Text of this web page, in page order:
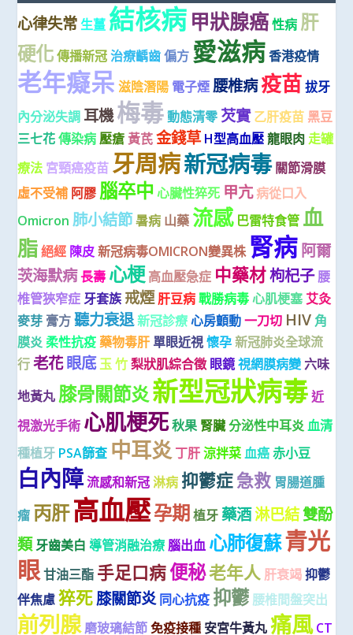
心律失常 生薑 結核病 甲狀腺癌 性病 肝
硬化 傳播新冠 治療齲齒 偏方 愛滋病 香港疫情
老年癡呆 滋陰潛陽 電子煙 腰椎病疫苗 拔牙
內分泌失調 耳機梅毒 動態清零 芡實 乙肝疫苗 黑豆
三七花 傳染病 壓瘡 黃芪 金錢草 H型高血壓 龍眼肉 走罐
療法 宮頸癌疫苗 牙周病新冠病毒 關節滑膜
虛不受補 阿膠 腦卒中 心臟性猝死 甲亢病從口入
Omicron 肺小結節暑病 山藥 流感 巴雷特食管 血
脂 絕經 陳皮 新冠病毒OMICRON變異株 腎病阿爾
茨海默病長壽 心梗 高血壓急症 中藥材枸杞子 腰
椎管狹窄症 牙套族 戒煙 肝豆病 戰勝病毒 心肌梗塞 艾灸
麥芽 膏方 聽力衰退新冠診療 心房顫動 一刀切 HIV 角
膜炎 柔性抗疫 藥物毒肝 單眼近視 懷孕 新冠肺炎全球流
行 老花眼底 玉 竹 梨狀肌綜合徵 眼鏡視網膜病變 六味
地黃丸 膝骨關節炎新型冠狀病毒 近
視激光手術 心肌梗死秋果 腎臟分泌性中耳炎 血清
種植牙 PSA篩查 中耳炎 丁肝 涼拌菜 血癌 赤小豆
白內障 流感和新冠 淋病 抑鬱症急救 胃腸道腫
瘤 丙肝高血壓孕期 植牙 藥酒淋巴結雙酚
類牙齒美白 導管消融治療 腦出血 心肺復蘇青光
眼甘油三酯 手足口病便秘老年人 肝衰竭 抑鬱
伴焦慮 猝死膝關節炎 同心抗疫 抑鬱 腰椎間盤突出
前列腺 磨玻璃結節 免疫接種 安宮牛黃丸 痛風 CT